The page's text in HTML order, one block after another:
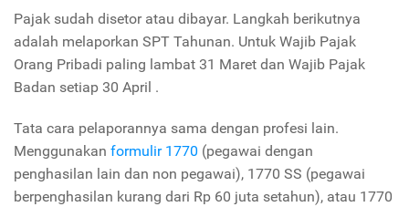
Pajak sudah disetor atau dibayar. Langkah berikutnya
adalah melaporkan SPT Tahunan. Untuk Wajib Pajak
Orang Pribadi paling lambat 31 Maret dan Wajib Pajak
Badan setiap 30 April .
Tata cara pelaporannya sama dengan profesi lain.
Menggunakan formulir 1770 (pegawai dengan
penghasilan lain dan non pegawai), 1770 SS (pegawai
berpenghasilan kurang dari Rp 60 juta setahun), atau 1770